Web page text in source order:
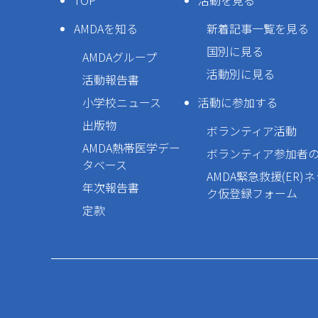
AMDAを知る
AMDAグループ
活動報告書
小学校ニュース
出版物
AMDA熱帯医学デー
タベース
年次報告書
定款
新着記事一覧を見る
国別に見る
活動別に見る
活動に参加する
ボランティア活動
ボランティア参加者
AMDA緊急救援(ER)
ク仮登録フォーム